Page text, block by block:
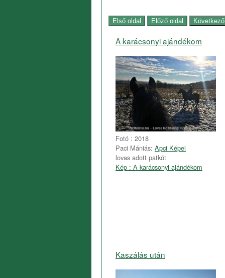
A karácsonyi ajándékom
Fotó : 2018
Paci Mániás: Apci Képei
lovas adott patkót
Kép : A karácsonyi ajándékom
Kaszálás után